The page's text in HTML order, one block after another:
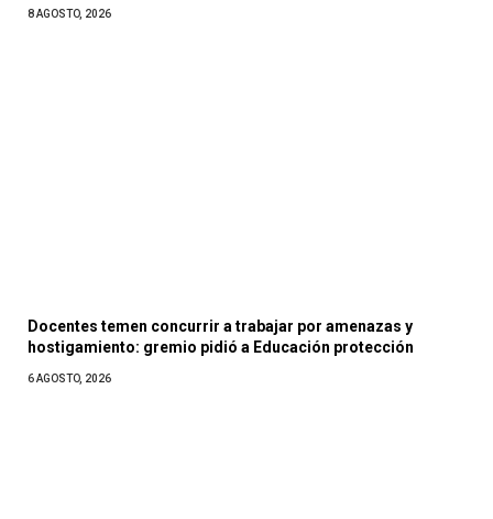
8 AGOSTO, 2026
Docentes temen concurrir a trabajar por amenazas y
hostigamiento: gremio pidió a Educación protección
6 AGOSTO, 2026